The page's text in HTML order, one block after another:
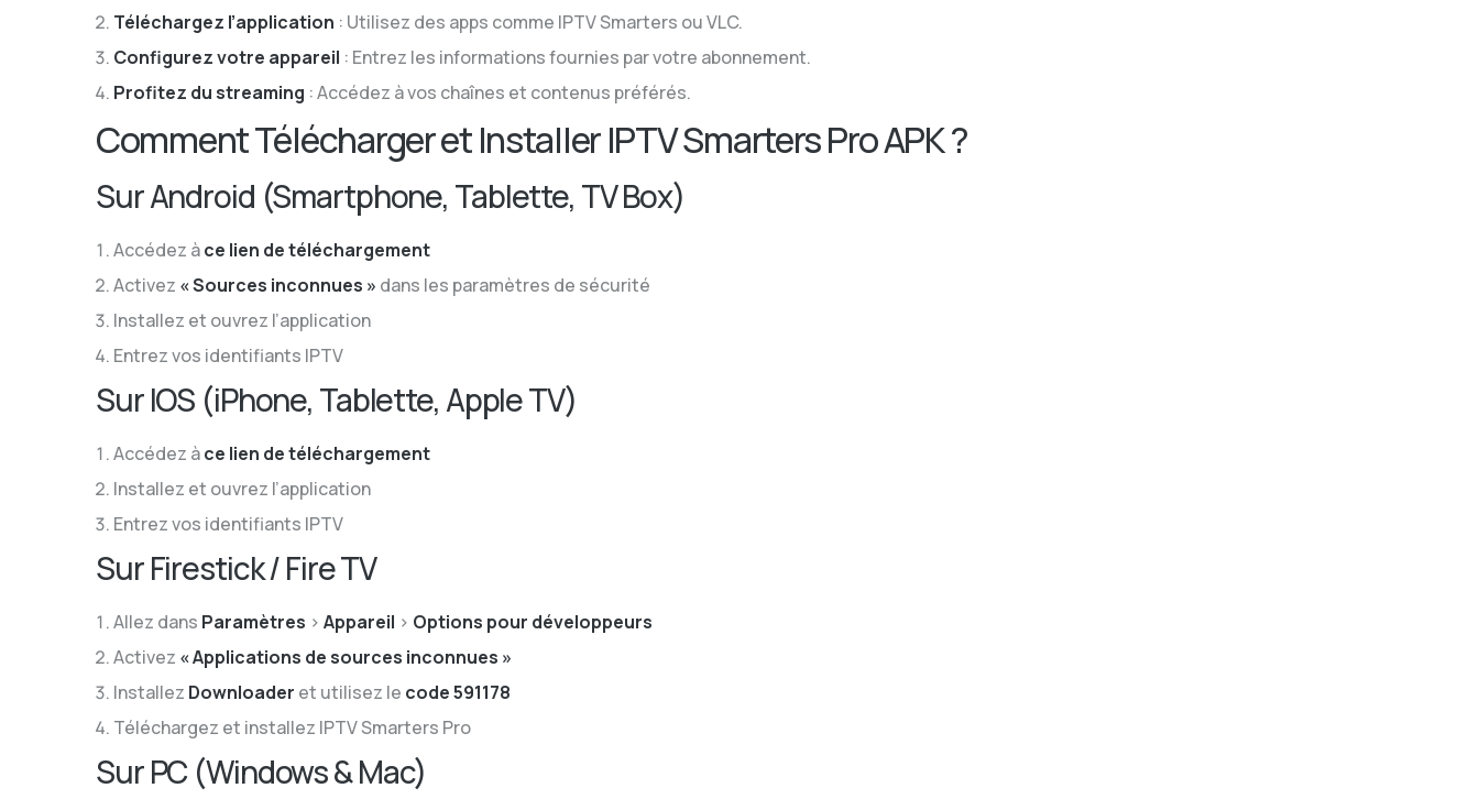
Téléchargez l’application : Utilisez des apps comme IPTV Smarters ou VLC.
Configurez votre appareil : Entrez les informations fournies par votre abonnement.
Profitez du streaming : Accédez à vos chaînes et contenus préférés.
Comment Télécharger et Installer IPTV Smarters Pro APK ?
Sur Android (Smartphone, Tablette, TV Box)
Accédez àce lien de téléchargement
Activez « Sources inconnues » dans les paramètres de sécurité
Installez et ouvrez l’application
Entrez vos identifiants IPTV
Sur IOS (iPhone, Tablette, Apple TV)
Accédez àce lien de téléchargement
Installez et ouvrez l’application
Entrez vos identifiants IPTV
Sur Firestick / Fire TV
Allez dans Paramètres > Appareil > Options pour développeurs
Activez « Applications de sources inconnues »
Installez Downloader et utilisez le code 591178
Téléchargez et installez IPTV Smarters Pro
Sur PC (Windows & Mac)